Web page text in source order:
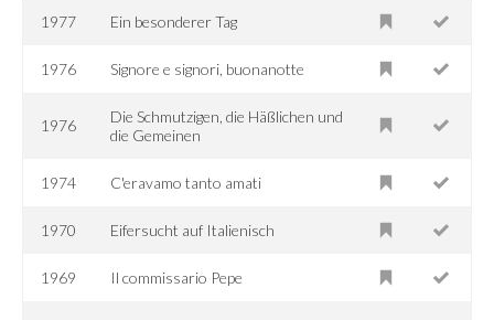
1977 Ein besonderer Tag
1976 Signore e signori, buonanotte
1976
Die Schmutzigen, die Häßlichen und
die Gemeinen
1974 C'eravamo tanto amati
1970 Eifersucht auf Italienisch
1969 Il commissario Pepe